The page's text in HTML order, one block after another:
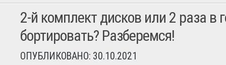
2-й комплект дисков или 2 раза в
бортировать? Разберемся!
ОПУБЛИКОВАНО: 30.10.2021